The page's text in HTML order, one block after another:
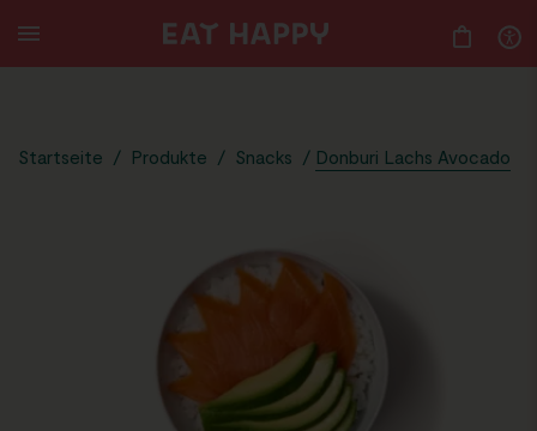
10.49
Startseite / Produkte / Snacks / Donburi Lachs Avocado